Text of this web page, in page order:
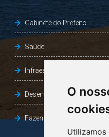
O
Utilizamos
Gabinete do Prefeito
Saúde
Infraestrutura, Agricultura e
Desenvolvimento Social
Fazenda e